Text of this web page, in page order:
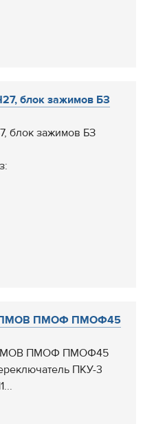
блок зажимов БЗ
блок зажимов БЗ
ПМОВ ПМОФ ПМОФ45
ПМОВ ПМОФ ПМОФ45
ПКУ-3